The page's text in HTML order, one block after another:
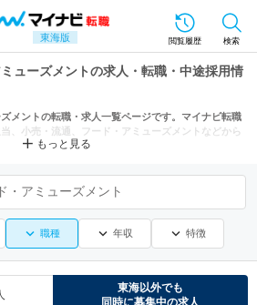
東海版 閲覧履歴 検索
ューズメントの求人・転職・中途採用情
メントの転職・求人一覧ページです。マイナビ転職
、小売・流通、フード・アミューズメントなどから
ます。もっと見る
・アミューズメント
職種 年収 特徴
東海以外でも
同時に募集中の求人